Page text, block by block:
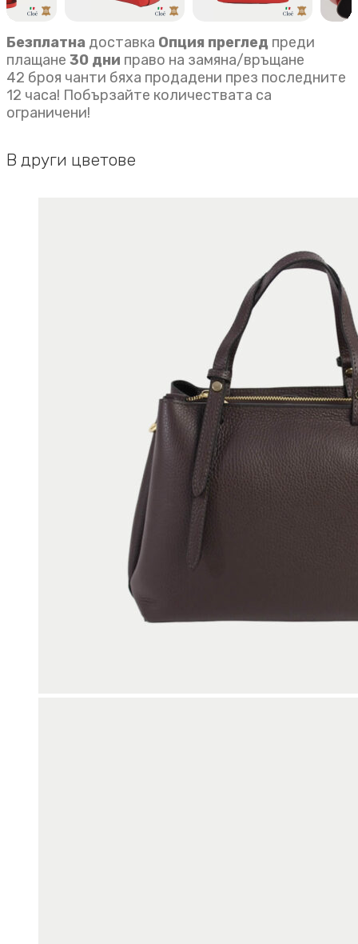
Безплатна доставка Опция преглед преди
плащане 30 дни право на замяна/връщане
42 броя чанти бяха продадени през последните
12 часа! Побързайте количествата са
ограничени!
В други цветове